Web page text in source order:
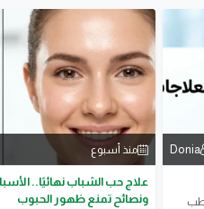
Donia منذ أسبوع
علاج حب الشباب نهائيًا..
ونصائح تمنع ظهور الحبوب